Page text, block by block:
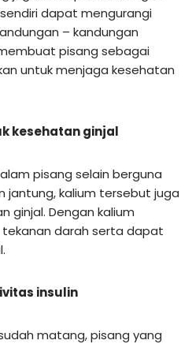
dapat mengurangi
– kandungan
pisang sebagai
untuk menjaga kesehatan
kesehatan ginjal
pisang selain berguna
jantung, kalium tersebut juga
ginjal. Dengan kalium
darah serta dapat
insulin
matang, pisang yang